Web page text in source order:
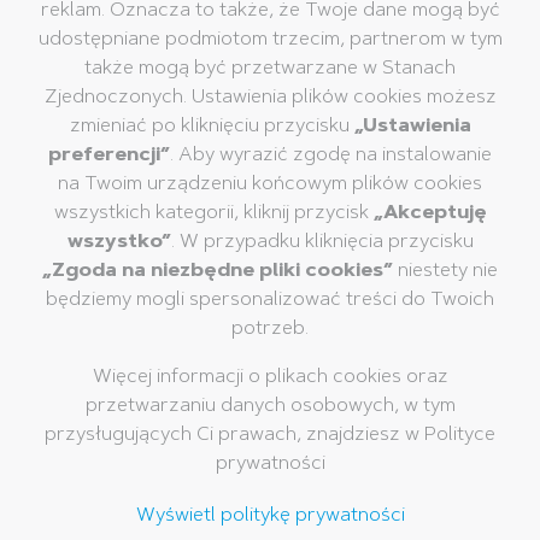
Produkty
Artykuły piśmienne
Artykuły plastyczne
Artykuły kreatywne
Kleje
Korektory i gumki
Artykuły szkolne
Artykuły biurowe
Profesjonalne artykuły
Ekskluzywne Pisanie
Firma
Grupa Pelikan
Pelikan na całym świecie
Nasza misja, wizja i
wartości
Zrównoważony rozwój
Muzeum Pelikan
Marka Usługi
Katalogi
pytania
Kontakt
reklam. Oznacza to także, że Twoje dane mogą być
udostępniane podmiotom trzecim, partnerom w tym
także mogą być przetwarzane w Stanach
Zjednoczonych. Ustawienia plików cookies możesz
zmieniać po kliknięciu przycisku „Ustawienia
preferencji”. Aby wyrazić zgodę na instalowanie
na Twoim urządzeniu końcowym plików cookies
wszystkich kategorii, kliknij przycisk „Akceptuję
wszystko”. W przypadku kliknięcia przycisku
„Zgoda na niezbędne pliki cookies” niestety nie
będziemy mogli spersonalizować treści do Twoich
potrzeb.
Więcej informacji o plikach cookies oraz
przetwarzaniu danych osobowych, w tym
przysługujących Ci prawach, znajdziesz w Polityce
prywatności
Wyświetl politykę prywatności